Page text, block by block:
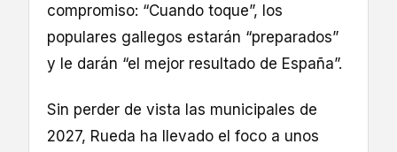
compromiso: “Cuando toque”, los
populares gallegos estarán “preparados”
y le darán “el mejor resultado de España”.
Sin perder de vista las municipales de
2027, Rueda ha llevado el foco a unos